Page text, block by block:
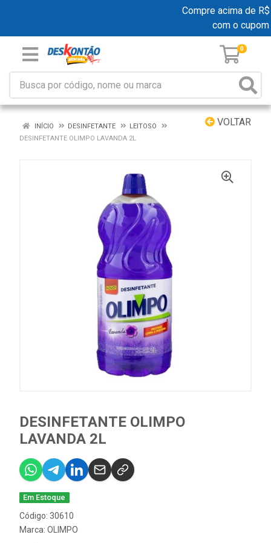
Compre acima de
com o cupom
0
VOLTAR
INÍCIO DESINFETANTE
LEITOSO
DESINFETANTE OLIMPO LAVANDA 2L
DESINFETANTE OLIMPO
LAVANDA 2L
Em Estoque
Código: 30610
Marca: OLIMPO